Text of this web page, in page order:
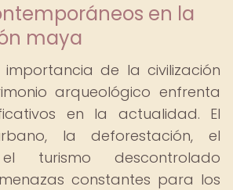
en la
maya
de la civilización
arqueológico enfrenta
en la actualidad. El
la deforestación, el
turismo descontrolado
constantes para los